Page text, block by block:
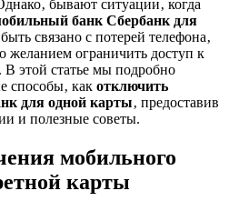
бывают ситуации‚ когда
банк Сбербанк для
связано с потерей телефона‚
желанием ограничить доступ к
этой статье мы подробно
способы‚ как отключить
для одной карты‚ предоставив
и полезные советы.
мобильного
карты